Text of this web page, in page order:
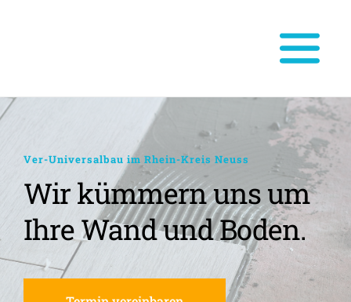
Ver-Universalbau im Rhein-Kreis Neuss
Wir kümmern uns um
Ihre Wand und Boden.